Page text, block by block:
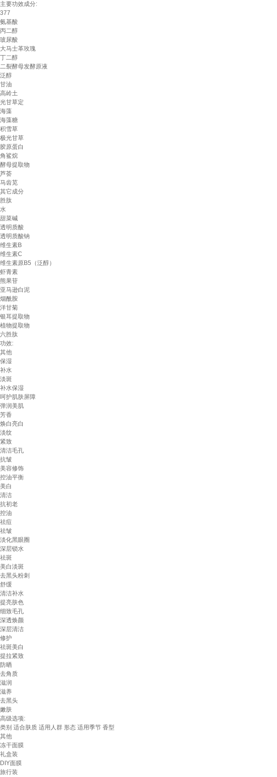
主要功效成分:
377
氨基酸
丙二醇
玻尿酸
大马士革玫瑰
丁二醇
二裂酵母发酵原液
泛醇
甘油
高岭土
光甘草定
海藻
海藻糖
积雪草
极光甘草
胶原蛋白
角鲨烷
酵母提取物
芦荟
马齿苋
其它成分
胜肽
水
甜菜碱
透明质酸
透明质酸钠
维生素B
维生素C
维生素原B5（泛醇）
虾青素
熊果苷
亚马逊白泥
烟酰胺
洋甘菊
银耳提取物
植物提取物
六胜肽
功效:
其他
保湿
补水
淡斑
补水保湿
呵护肌肤屏障
弹润美肌
芳香
焕白亮白
淡纹
紧致
清洁毛孔
抗皱
美容修饰
控油平衡
美白
清洁
抗初老
控油
祛痘
祛皱
淡化黑眼圈
深层锁水
祛斑
美白淡斑
去黑头粉刺
舒缓
清洁补水
提亮肤色
细致毛孔
深透焕颜
深层清洁
修护
祛斑美白
提拉紧致
防晒
去角质
滋润
滋养
去黑头
嫩肤
高级选项:
类别 适合肤质 适用人群 形态 适用季节 香型
其他
冻干面膜
礼盒装
DIY面膜
旅行装